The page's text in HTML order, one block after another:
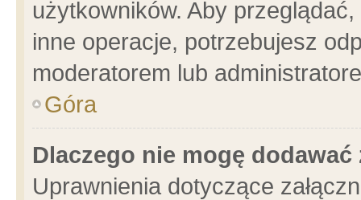
użytkowników. Aby
inne operacje, potrzebujesz
moderatorem lub
Góra
Dlaczego nie mogę dodawać
Uprawnienia dotyczące